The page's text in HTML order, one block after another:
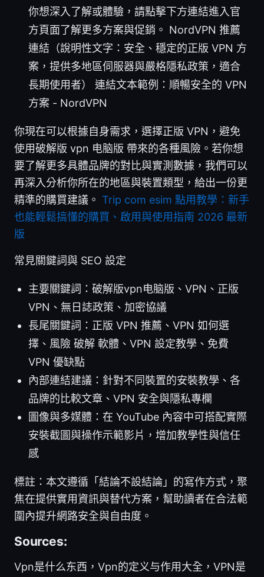
你想深入了解或體驗，請點擊下方連結進入官
方頁面了解更多方案與促銷。 NordVPN 推薦
連結（說明性文字：安全、穩定的正版 VPN 方
案，提供多地區伺服器與嚴格隱私政策，適合
長期使用者） 連結文本範例：順暢安全的 VPN
方案 - NordVPN
你現在可以根據自身需求，選擇正版 VPN，避免
使用破解版 vpn 电脑版 帶來的各種風險。若你想
要了解更多具體品牌的對比與實測數據，我們可以
再深入分析你所在的地區與裝置類型，給出一份更
精準的購買建議。 Trip com esim 點用教學：新手
也能輕鬆搞懂的購買、啟用與使用指南 2026 最新
版
常見關鍵詞與 SEO 設定
主要關鍵詞：破解版vpn电脑版、VPN、正版
VPN、無日誌政策、加密協議
長尾關鍵詞：正版 VPN 推薦、VPN 如何選
擇、風險 破解 軟體、VPN 設定教學、免費
VPN 優缺點
內部連結建議：針對不同裝置的安裝教學、各
品牌的比較文章、VPN 安全與隱私專欄
圖像與多媒體：在 YouTube 內容中可搭配實際
安裝截圖與操作示範影片，增加教學性與信任
感
標註：本文遵循「結論不設結論」的寫作方式，聚
焦在提供實用資訊與替代方案，幫助讀者在合法範
圍內提升網路安全與自由度。
Sources:
Vpn是什么东西，Vpn的定义与作用大全，VPN是